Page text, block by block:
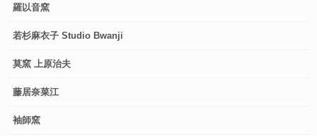
羅以音窯
若杉麻衣子 Studio Bwanji
莫窯 上原治夫
藤居奈菜江
袖師窯